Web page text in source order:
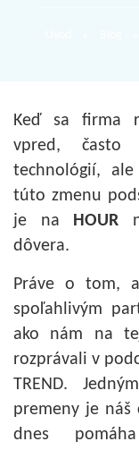
Keď sa firma
vpred, často
technológií,
túto zmenu
je na HOUR
dôvera.
Práve o tom,
spoľahlivým
ako nám na
rozprávali v
TREND.
premeny je náš
dnes